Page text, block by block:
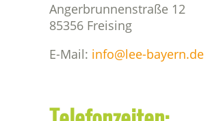
Angerbrunnenstraße 12
85356 Freising
E-Mail: info@lee-bayern.de